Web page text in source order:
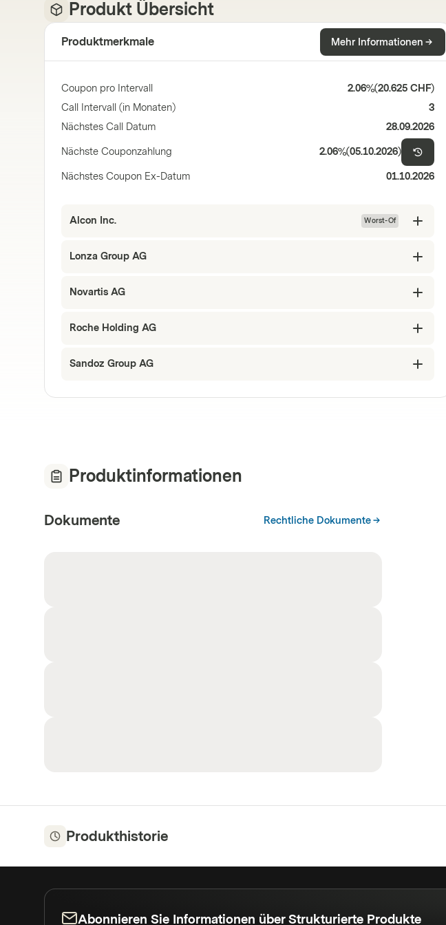
Produkt Übersicht
Produktmerkmale Mehr Informationen
Coupon pro Intervall 2.06%(20.625 CHF)
Call Intervall (in Monaten)
3
Nächstes Call Datum
28.09.2026
Nächste Couponzahlung 2.06%(05.10.2026)
Nächstes Coupon Ex-Datum 01.10.2026
Alcon Inc. Worst-Of
Lonza Group AG
Novartis AG
Roche Holding AG
Sandoz Group AG
Produktinformationen
Dokumente Rechtliche Dokumente
Produkthistorie
Abonnieren Sie Informationen über Strukturierte Produkte